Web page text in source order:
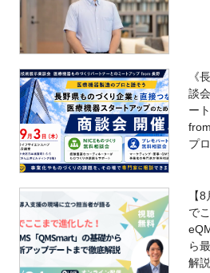
《
談
ー
プ
【
で
ら
解説